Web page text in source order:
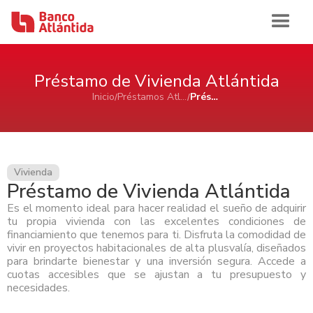
Iniciar sesión
Inicio
Banca de Personas
Ahorro e Inversión
Cuentas de Ahorros Atlántida
Cuenta de Cheques Atlántida
Certificados de Depósitos Atlántida
AFP Atlántida
Ver Ahorro e Inversión
Tarjetas
Tarjetas de Crédito Atlántida
Tarjetas de Débito Atlántida
Préstamos
Préstamo Personal Atlántida
Banca Comercial Pyme
Ahorro e Inversión
Cuenta de Ahorro Atlántida Pyme
Cuenta de Cheque Atlántida Pyme
Certificado de Depósito Atlántida Pyme
Tarjetas de Crédito
Aliadas Atlántida
Banca Corporativa
Ahorro e Inversión
Cuenta de Ahorro
Quiénes Somos
Historia
Préstamo de Vivienda Atlántida
Inicio Préstamos Atlántida Préstamo de Vivienda Atlántida
Vivienda
Préstamo de Vivienda Atlántida
Es el momento ideal para hacer realidad el sueño de adquirir
tu propia vivienda con las excelentes condiciones de
financiamiento que tenemos para ti. Disfruta la comodidad de
vivir en proyectos habitacionales de alta plusvalía, diseñados
para brindarte bienestar y una inversión segura. Accede a
cuotas accesibles que se ajustan a tu presupuesto y
necesidades.